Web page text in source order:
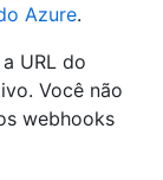
Azure.
URL do
Você não
webhooks